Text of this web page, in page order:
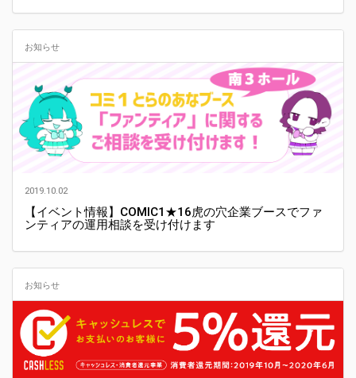
お知らせ
2019.10.02
【イベント情報】COMIC1★16虎の穴企業ブースでファ
ンティアの運用相談を受け付けます
お知らせ